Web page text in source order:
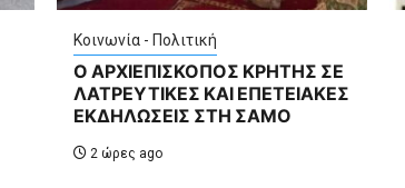
Κοινωνία - Πολιτική
Ο ΑΡΧΙΕΠΙΣΚΟΠΟΣ ΚΡΗΤΗΣ ΣΕ
ΛΑΤΡΕΥΤΙΚΕΣ ΚΑΙ ΕΠΕΤΕΙΑΚΕΣ
ΕΚΔΗΛΩΣΕΙΣ ΣΤΗ ΣΑΜΟ
2 ώρες ago